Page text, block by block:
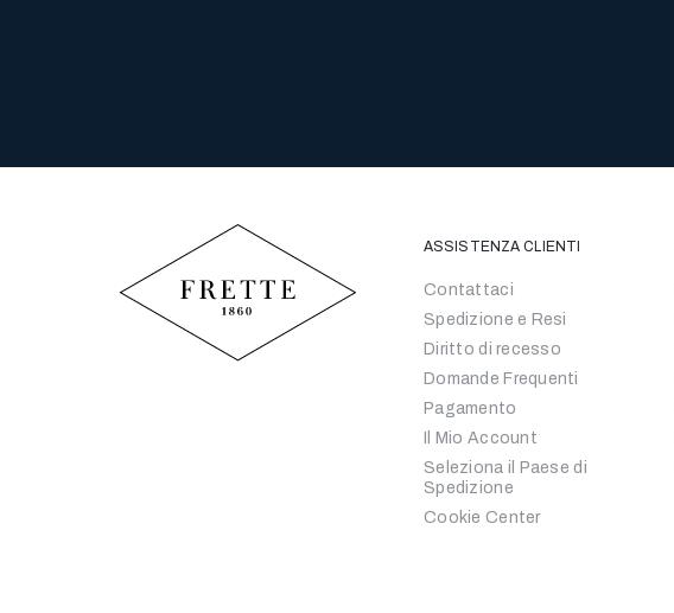
ASSISTENZA CLIENTI
Contattaci
Spedizione e Resi
Diritto di recesso
Domande Frequenti
Pagamento
Il Mio Account
Seleziona il Paese di
Spedizione
Cookie Center